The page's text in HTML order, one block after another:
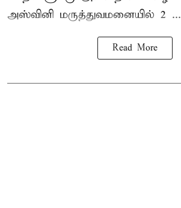
அஸ்வினி மருத்துவமனையில் 2 ...
Read More